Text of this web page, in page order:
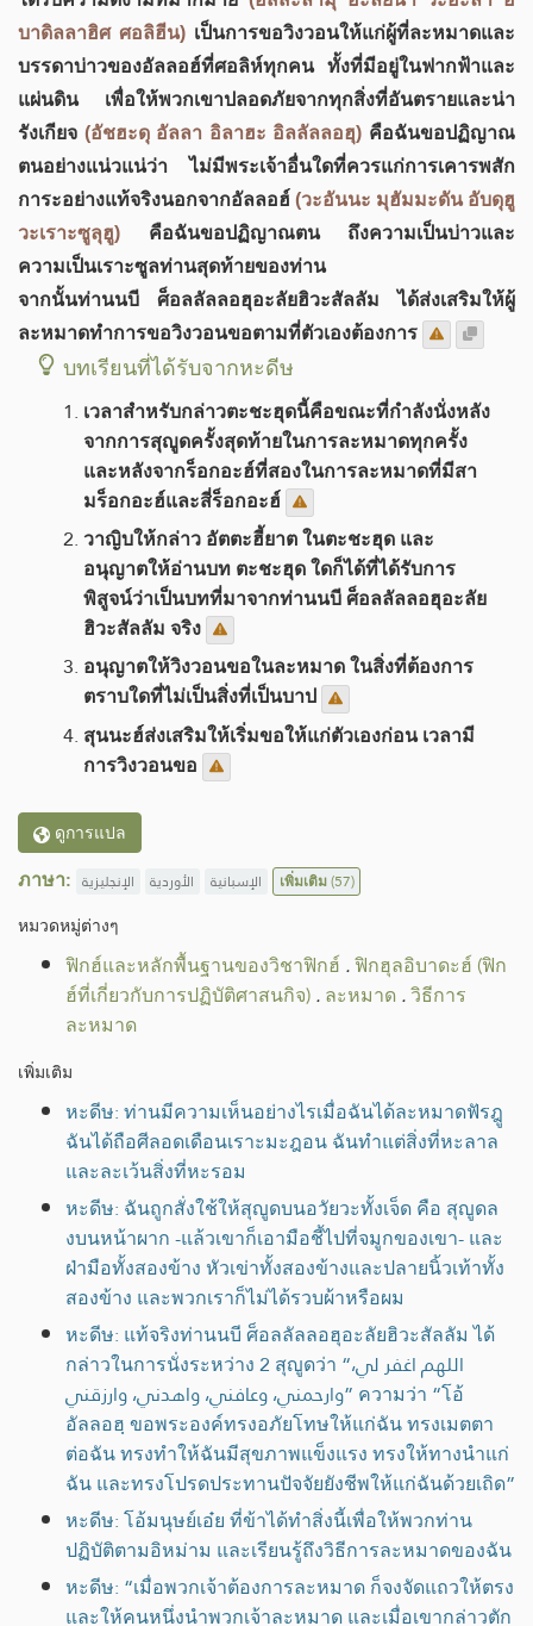
บาดิลลาฮิศ ศอลิฮีน) เป็นการขอวิงวอนให้แก่ผู้ที่ละหมาดและ
บรรดาบ่าวของอัลลอฮ์ที่ศอลิห์ทุกคน ทั้งที่มีอยู่ในฟากฟ้าและ
แผ่นดิน เพื่อให้พวกเขาปลอดภัยจากทุกสิ่งที่อันตรายและน่า
รังเกียจ (อัชฮะดุ อัลลา อิลาฮะ อิลลัลลอฮุ) คือฉันขอปฏิญาณ
ตนอย่างแน่วแน่ว่า ไม่มีพระเจ้าอื่นใดที่ควรแก่การเคารพสัก
การะอย่างแท้จริงนอกจากอัลลอฮ์ (วะอันนะ มุฮัมมะดัน อับดุฮู
วะเราะซูลุฮู) คือฉันขอปฏิญาณตน ถึงความเป็นบ่าวและ
ความเป็นเราะซูลท่านสุดท้ายของท่าน
จากนั้นท่านนบี ศ็อลลัลลอฮุอะลัยฮิวะสัลลัม ได้ส่งเสริมให้ผู้
ละหมาดทำการขอวิงวอนขอตามที่ตัวเองต้องการ
บทเรียนที่ได้รับจากหะดีษ
เวลาสำหรับกล่าวตะชะฮุดนี้คือขณะที่กำลังนั่งหลัง
จากการสุญูดครั้งสุดท้ายในการละหมาดทุกครั้ง
และหลังจากร็อกอะฮ์ที่สองในการละหมาดที่มีสา
มร็อกอะฮ์และสี่ร็อกอะฮ์
วาญิบให้กล่าว อัตตะฮี้ยาต ในตะชะฮุด และ
อนุญาตให้อ่านบท ตะชะฮุด ใดก็ได้ที่ได้รับการ
พิสูจน์ว่าเป็นบทที่มาจากท่านนบี ศ็อลลัลลอฮุอะลัย
ฮิวะสัลลัม จริง
อนุญาตให้วิงวอนขอในละหมาด ในสิ่งที่ต้องการ
ตราบใดที่ไม่เป็นสิ่งที่เป็นบาป
สุนนะฮ์ส่งเสริมให้เริ่มขอให้แก่ตัวเองก่อน เวลามี
การวิงวอนขอ
ดูการแปล
ภาษา: الإنجليزية الأوردية الإسبانية เพิ่มเติม(57)
หมวดหมู่​ต่างๆ
ฟิกฮ์และหลักพื้นฐานของวิชาฟิกฮ์ .ฟิกฮุลอิบาดะฮ์ (ฟิก
ฮ์ที่เกี่ยวกับการปฏิบัติศาสนกิจ).ละหมาด .วิธีการ
ละหมาด
เพิ่มเติม
หะดีษ: ท่านมีความเห็นอย่างไรเมื่อฉันได้ละหมาดฟัรฎู
ฉันได้ถือศีลอดเดือนเราะมะฎอน ฉันทำแต่สิ่งที่หะลาล
และละเว้นสิ่งที่หะรอม
หะดีษ: ฉันถูกสั่งใช้ให้สุญูดบนอวัยวะทั้งเจ็ด คือ สุญูดล
งบนหน้าผาก -แล้วเขาก็เอามือชี้ไปที่จมูกของเขา- และ
ฝ่ามือทั้งสองข้าง หัวเข่าทั้งสองข้างและปลายนิ้วเท้าทั้ง
สองข้าง และพวกเราก็ไม่ได้รวบผ้าหรือผม
หะดีษ: แท้จริงท่านนบี ศ็อลลัลลอฮุอะลัยฮิวะสัลลัม ได้
กล่าวในการนั่งระหว่าง 2 สุญูดว่า “اللهم اغفر لي،
وارحمني، وعافني، واهدني، وارزقني” ความว่า “โอ้
อัลลอฮฺ ขอพระองค์ทรงอภัยโทษให้แก่ฉัน ทรงเมตตา
ต่อฉัน ทรงทำให้ฉันมีสุขภาพแข็งแรง ทรงให้ทางนำแก่
ฉัน และทรงโปรดประทานปัจจัยยังชีพให้แก่ฉันด้วยเถิด”
หะดีษ: โอ้มนุษย์เอ๋ย ที่ข้าได้ทำสิ่งนี้เพื่อให้พวกท่าน
ปฏิบัติตามอิหม่าม และเรียนรู้ถึงวิธีการละหมาดของฉัน
หะดีษ: “เมื่อพวกเจ้าต้องการละหมาด ก็จงจัดแถวให้ตรง
และให้คนหนึ่งนำพวกเจ้าละหมาด และเมื่อเขากล่าวตัก